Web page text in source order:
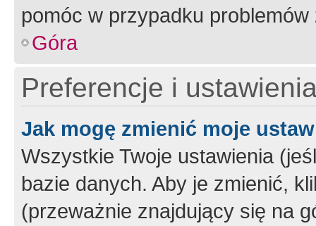
pomóc w przypadku
Góra
Preferencje i
Jak mogę zmienić moje
Wszystkie Twoje ustawienia
bazie danych. Aby je zmienić,
(przeważnie znajdujący się na